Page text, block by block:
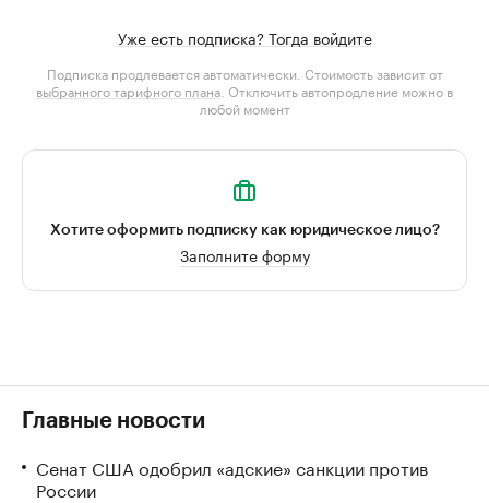
Уже есть подписка? Тогда войдите
Подписка продлевается автоматически. Стоимость зависит от
выбранного тарифного плана . Отключить автопродление можно в
любой момент
Хотите оформить подписку как юридическое лицо?
Заполните форму
Главные новости
Сенат США одобрил «адские» санкции против
России